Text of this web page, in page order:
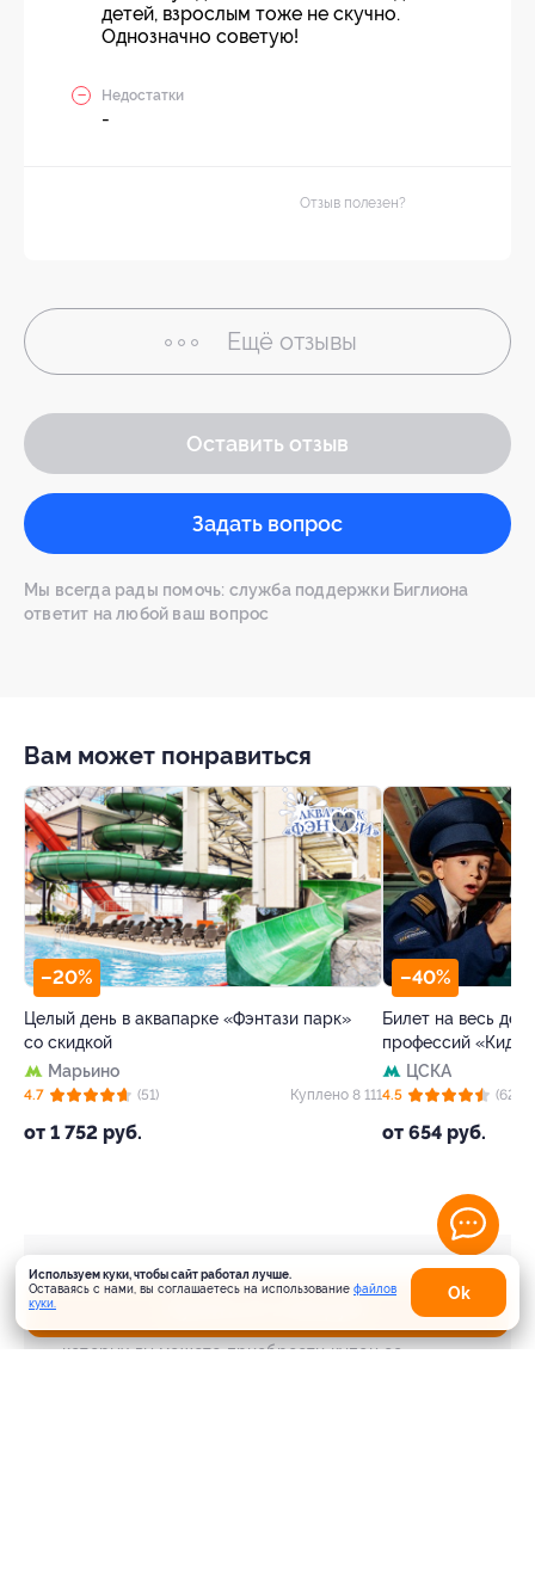
детей, взрослым тоже не скучно.
Однозначно советую!
Недостатки
-
Отзыв полезен?
Ещё отзывы
Оставить отзыв
Задать вопрос
Мы всегда рады помочь: служба поддержки Биглиона
ответит на любой ваш вопрос
Вам может понравиться
–20%
Целый день в аквапарке «Фэнтази парк»
со скидкой
Марьино
от 1 752 руб.
4.7 (51) Куплено 8 111
–40%
Билет на весь
профессий
ЦСКА
от 654 руб.
4.5 (62)
Что такое Биглион?
Biglion это про специальные акции, по условиям
которых вы можете приобрести купон со
Используем куки, чтобы сайт работал лучше.
Оставаясь с нами, вы соглашаетесь на использование файлов
куки.
Оk